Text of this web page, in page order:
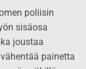
poliisin
sisäosa
joustaa
painetta